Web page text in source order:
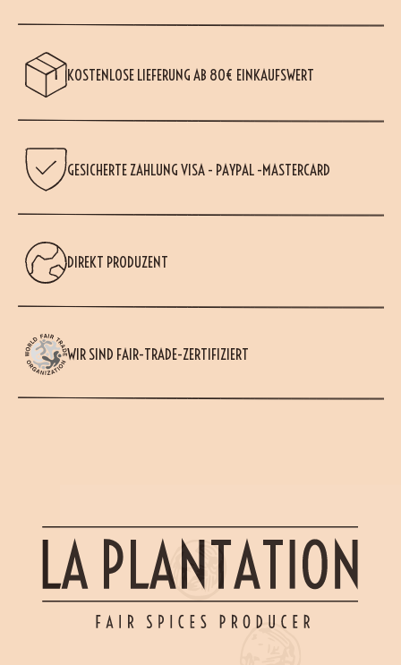
KOSTENLOSE LIEFERUNG AB 80€ EINKAUFSWERT
GESICHERTE ZAHLUNG VISA - PAYPAL -MASTERCARD
DIREKT PRODUZENT
WIR SIND FAIR-TRADE-ZERTIFIZIERT